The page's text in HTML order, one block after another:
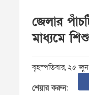
জেলার
মাধ্যমে
বৃহস্পতিবার, ২৫
শেয়ার করুন: